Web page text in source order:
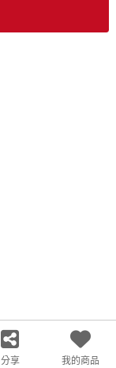
分享 我的商品